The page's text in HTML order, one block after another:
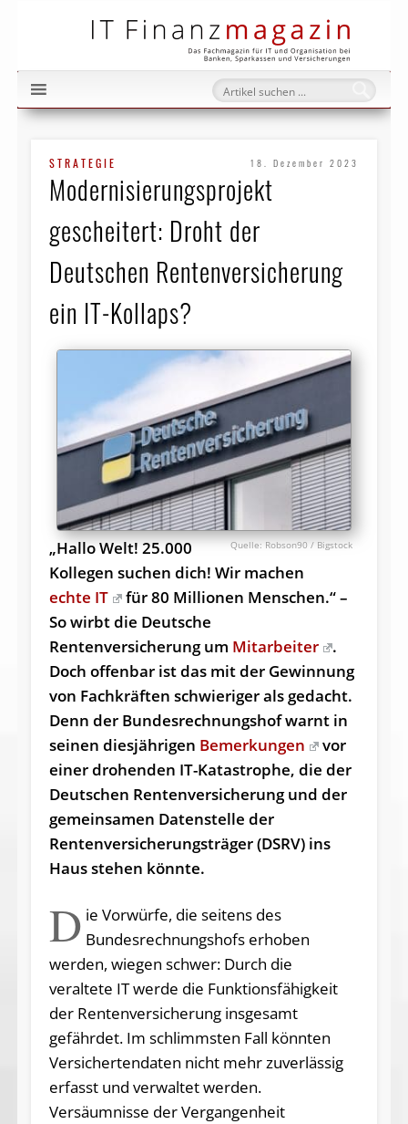
STRATEGIE 18. Dezember 2023
Modernisierungsprojekt
gescheitert: Droht der
Deutschen Rentenversicherung
ein IT-Kollaps?
Robson90 / Bigstock
„Hallo Welt! 25.000
Kollegen suchen dich! Wir machen
echte IT
für 80 Millionen Menschen.“ –
So wirbt die Deutsche
Rentenversicherung um Mitarbeiter
.
Doch offenbar ist das mit der Gewinnung
von Fachkräften schwieriger als gedacht.
Denn der Bundesrechnungshof warnt in
seinen diesjährigen Bemerkungen
vor
einer drohenden IT-Katastrophe, die der
Deutschen Rentenversicherung und der
gemeinsamen Datenstelle der
Rentenversicherungsträger (DSRV) ins
Haus stehen könnte.
D ie Vorwürfe, die seitens des
Bundesrechnungshofs erhoben
werden, wiegen schwer: Durch die
veraltete IT werde die Funktionsfähigkeit
der Rentenversicherung insgesamt
gefährdet. Im schlimmsten Fall könnten
Versichertendaten nicht mehr zuverlässig
erfasst und verwaltet werden.
Versäumnisse der Vergangenheit